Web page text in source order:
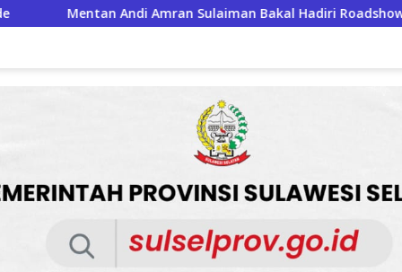
Bakal Hadiri Roadshow Kemerdekaan RI di